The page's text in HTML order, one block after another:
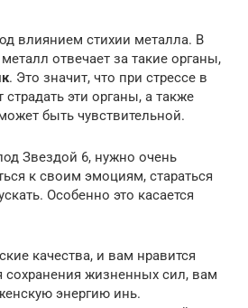
влиянием стихии металла. В
отвечает за такие органы,
. Это значит, что при стрессе в
страдать эти органы, а также
быть чувствительной.
Звездой 6, нужно очень
к своим эмоциям, стараться
Особенно это касается
качества, и вам нравится
сохранения жизненных сил, вам
энергию инь.